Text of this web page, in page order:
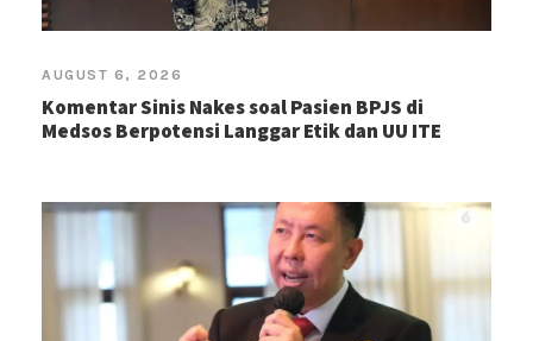
AUGUST 6, 2026
Komentar Sinis Nakes soal Pasien BPJS di
Medsos Berpotensi Langgar Etik dan UU ITE